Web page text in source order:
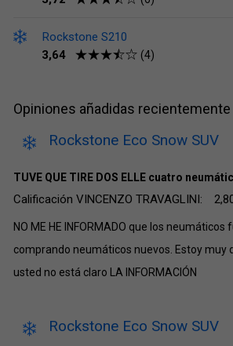
Rockstone S210
3,64
(4)
Opiniones añadidas recientemente
Rockstone Eco Snow SUV
TUVE QUE TIRE DOS ELLE cuatro
Calificación VINCENZO TRAVAGLINI:
NO ME HE INFORMADO que los
comprando neumáticos nuevos. Estoy muy
usted no está claro LA INFORMACIÓN
Rockstone Eco Snow SUV